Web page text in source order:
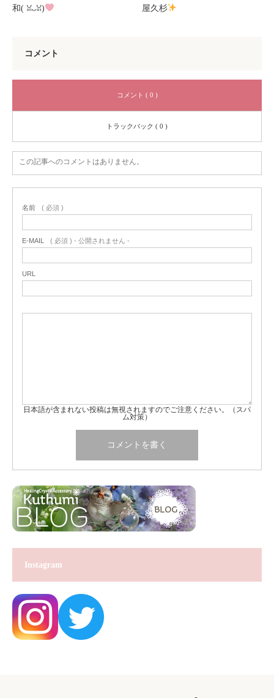
和(⁠ ⁠ꈍ⁠ᴗ⁠ꈍ⁠) 屋久杉
コメント
コメント ( 0 )
トラックバック ( 0 )
この記事へのコメントはありません。
名前 ( 必須 )
E-MAIL ( 必須 ) - 公開されません -
URL
日本語が含まれない投稿は無視されますのでご注意ください。（スパ
ム対策）
Instagram